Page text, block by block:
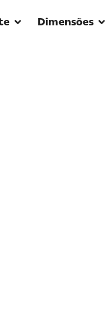
Dimensões